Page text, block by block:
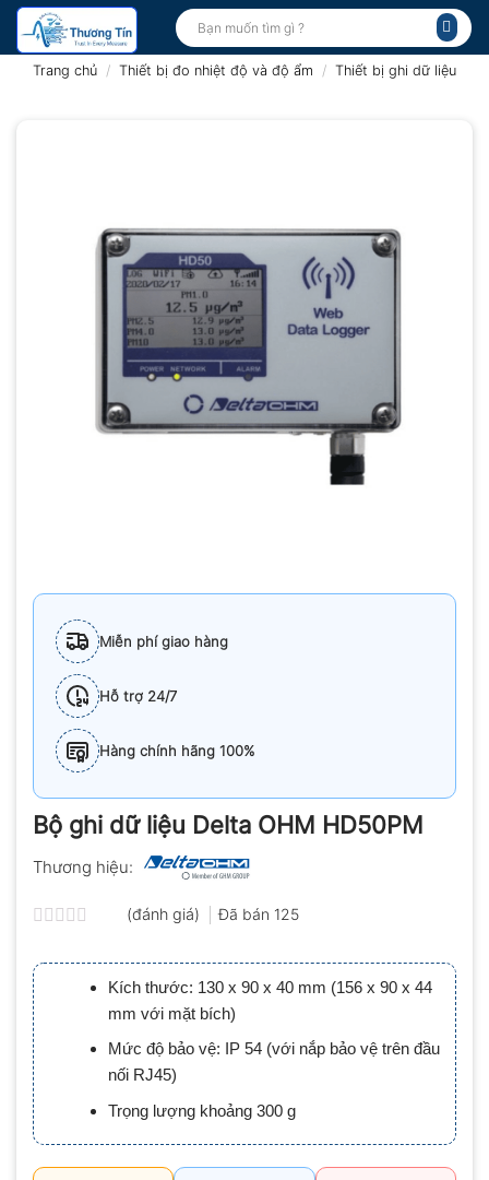
Bỏ
qua
Tìm
kiếm:
Trang chủ / Thiết bị đo nhiệt độ và độ ẩm / Thiết bị ghi dữ liệu
Miễn phí giao hàng
Hỗ trợ 24/7
Hàng chính hãng 100%
Bộ ghi dữ liệu Delta OHM HD50PM
Thương hiệu:
xếp
hạng
0.0
5
sao
(đánh giá) Đã bán 125
Kích thước: 130 x 90 x 40 mm (156 x 90 x 44
mm với mặt bích)
Mức độ bảo vệ: IP 54 (với nắp bảo vệ trên đầu
nối RJ45)
Trọng lượng khoảng 300 g